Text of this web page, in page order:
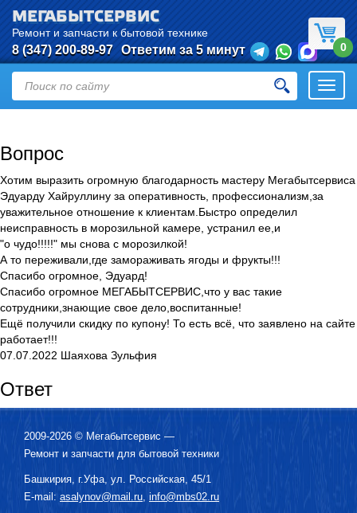
МЕГАБЫТСЕРВИС
Ремонт и запчасти к бытовой технике
8 (347) 200-89-97 Ответим за 5 минут 0
Вопрос
Хотим выразить огромную благодарность мастеру Мегабытсервиса
Эдуарду Хайруллину за оперативность, профессионализм,за
уважительное отношение к клиентам.Быстро определил
неисправность в морозильной камере, устранил ее,и
"о чудо!!!!!" мы снова с морозилкой!
А то переживали,где замораживать ягоды и фрукты!!!
Спасибо огромное, Эдуард!
Спасибо огромное МЕГАБЫТСЕРВИС,что у вас такие
сотрудники,знающие свое дело,воспитанные!
Ещё получили скидку по купону! То есть всё, что заявлено на сайте
работает!!!
07.07.2022 Шаяхова Зульфия
Ответ
2009-2026 © Мегабытсервис —
Ремонт и запчасти для бытовой техники
Башкирия, г.Уфа, ул. Российская, 45/1
E-mail: asalynov@mail.ru, info@mbs02.ru